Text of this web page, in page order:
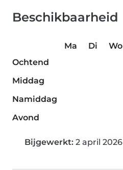
Beschikbaarheid
Ma Di Wo
Ochtend
Middag
Namiddag
Avond
Bijgewerkt: 2 april 2026